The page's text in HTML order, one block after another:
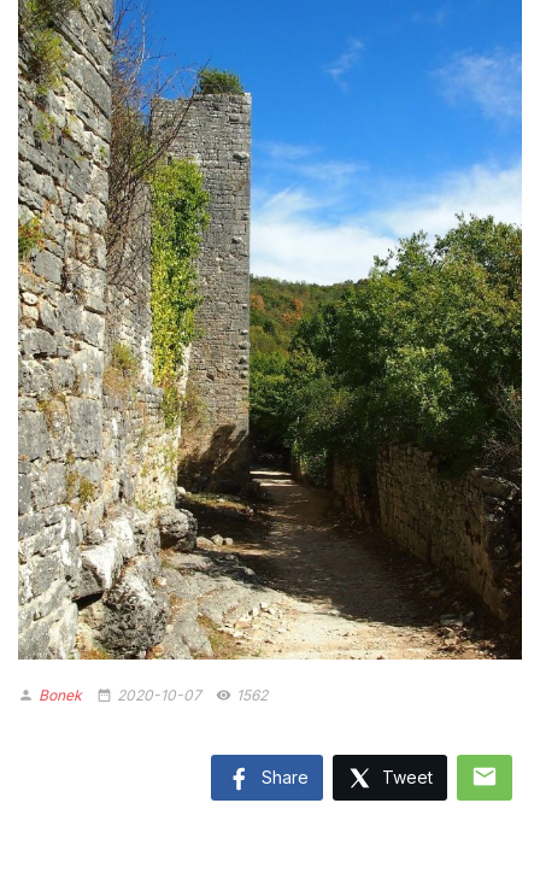
person Bonek date_range 2020-10-07 remove_red_eye 1562
Share Tweet mail